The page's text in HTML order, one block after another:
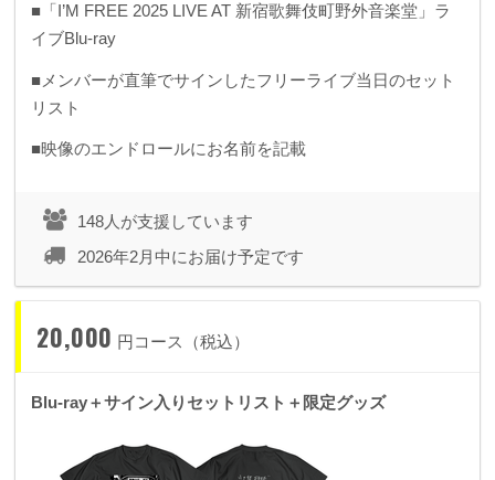
■「I’M FREE 2025 LIVE AT 新宿歌舞伎町野外音楽堂」ラ
イブBlu-ray
■メンバーが直筆でサインしたフリーライブ当日のセット
リスト
■映像のエンドロールにお名前を記載
148人が支援しています
2026年2月中にお届け予定です
20,000 円コース（税込）
Blu-ray＋サイン入りセットリスト＋限定グッズ